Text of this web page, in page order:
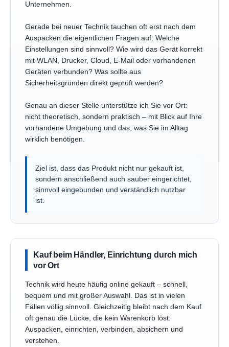
Unternehmen.
Gerade bei neuer Technik tauchen oft erst nach dem
Auspacken die eigentlichen Fragen auf: Welche
Einstellungen sind sinnvoll? Wie wird das Gerät korrekt
mit WLAN, Drucker, Cloud, E-Mail oder vorhandenen
Geräten verbunden? Was sollte aus
Sicherheitsgründen direkt geprüft werden?
Genau an dieser Stelle unterstütze ich Sie vor Ort:
nicht theoretisch, sondern praktisch – mit Blick auf Ihre
vorhandene Umgebung und das, was Sie im Alltag
wirklich benötigen.
Ziel ist, dass das Produkt nicht nur gekauft ist,
sondern anschließend auch sauber eingerichtet,
sinnvoll eingebunden und verständlich nutzbar
ist.
Kauf beim Händler, Einrichtung durch mich
vor Ort
Technik wird heute häufig online gekauft – schnell,
bequem und mit großer Auswahl. Das ist in vielen
Fällen völlig sinnvoll. Gleichzeitig bleibt nach dem Kauf
oft genau die Lücke, die kein Warenkorb löst:
Auspacken, einrichten, verbinden, absichern und
verstehen.